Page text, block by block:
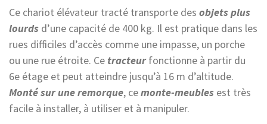
Ce chariot élévateur tracté transporte des objets plus
lourds d’une capacité de 400 kg. Il est pratique dans les
rues difficiles d’accès comme une impasse, un porche
ou une rue étroite. Ce tracteurfonctionne à partir du
6e étage et peut atteindre jusqu’à 16 m d’altitude.
Monté sur une remorque, cemonte-meubles est très
facile à installer, à utiliser et à manipuler.